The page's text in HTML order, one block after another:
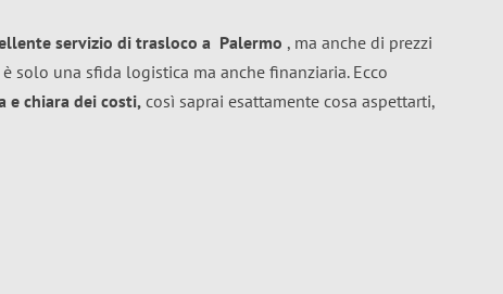
servizio di trasloco a Palermo , ma anche di prezzi
solo una sfida logistica ma anche finanziaria. Ecco
e chiara dei costi, così saprai esattamente cosa aspettarti,